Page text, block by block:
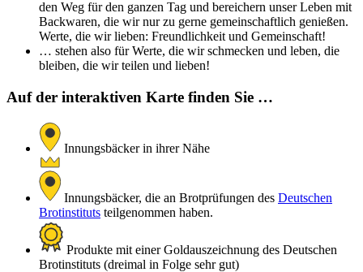
den Weg für den ganzen Tag und bereichern unser Leben mit
Backwaren, die wir nur zu gerne gemeinschaftlich genießen.
Werte, die wir lieben: Freundlichkeit und Gemeinschaft!
… stehen also für Werte, die wir schmecken und leben, die
bleiben, die wir teilen und lieben!
Auf der interaktiven Karte finden Sie …
Innungsbäcker in ihrer Nähe
Innungsbäcker, die an Brotprüfungen des Deutschen
Brotinstituts teilgenommen haben.
Produkte mit einer Goldauszeichnung des Deutschen
Brotinstituts (dreimal in Folge sehr gut)